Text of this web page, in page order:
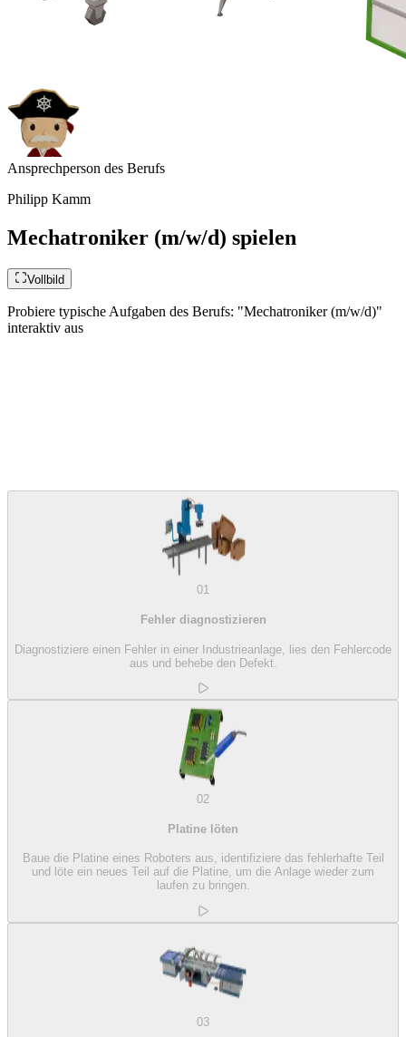
Ansprechperson des Berufs
Philipp Kamm
Mechatroniker (m/w/d) spielen
Vollbild
Probiere typische Aufgaben des Berufs: "Mechatroniker (m/w/d)"
interaktiv aus
01
Fehler diagnostizieren
Diagnostiziere einen Fehler in einer Industrieanlage, lies den Fehlercode
aus und behebe den Defekt.
02
Platine löten
Baue die Platine eines Roboters aus, identifiziere das fehlerhafte Teil
und löte ein neues Teil auf die Platine, um die Anlage wieder zum
laufen zu bringen.
03